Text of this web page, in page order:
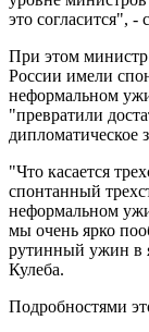
это согласится", -
При этом
России имели
неформальном
"превратили
дипломатическое
"Что касается
спонтанный
неформальном
мы очень ярко
рутинный ужин в
Кулеба.
Подробностями